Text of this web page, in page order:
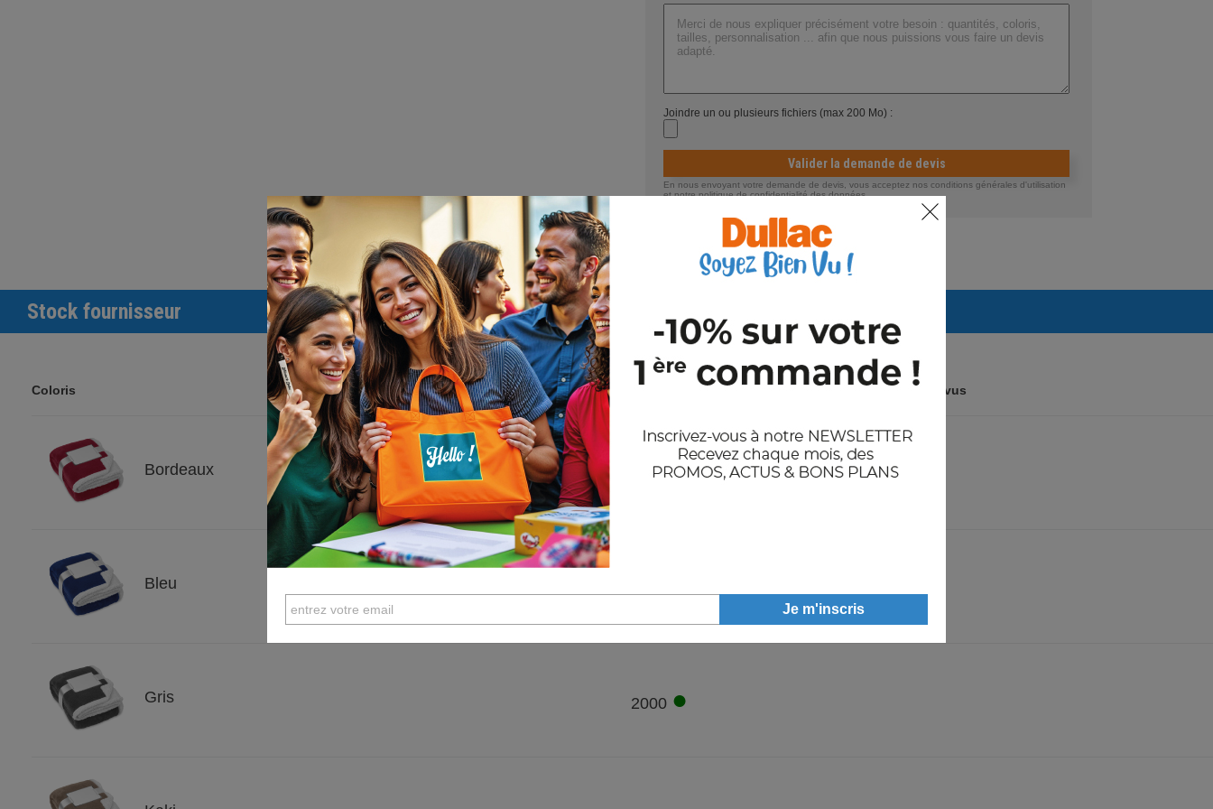
Joindre un ou plusieurs fichiers (max 200 Mo) :
Valider la demande de devis
En nous envoyant votre demande de devis, vous acceptez nos conditions générales d'utilisation
et notre politique de confidentialité des données.
Stock fournisseur
Coloris Stocks Arrivages prévus
Bordeaux 2007●
Bleu
Gris 2000 ●